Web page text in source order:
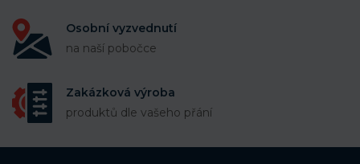
Osobní vyzvednutí
na naší pobočce
Zakázková výroba
produktů dle vašeho přání